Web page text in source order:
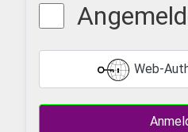
Web-